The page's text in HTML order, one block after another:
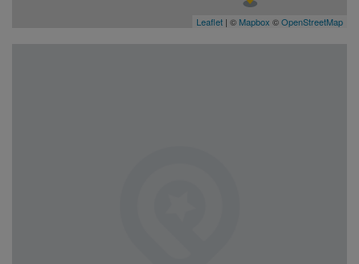
Leaflet | © Mapbox ©OpenStreetMap